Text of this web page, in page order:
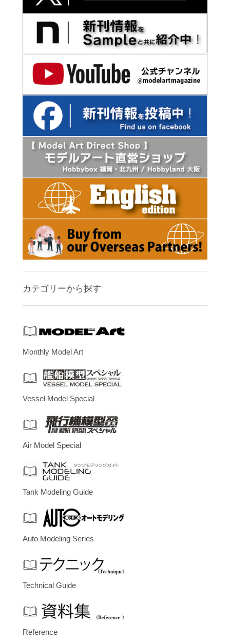
カテゴリーから探す
Monthly Model Art
Vessel Model Special
Air Model Special
Tank Modeling Guide
Auto Modeling Series
Technical Guide
Reference